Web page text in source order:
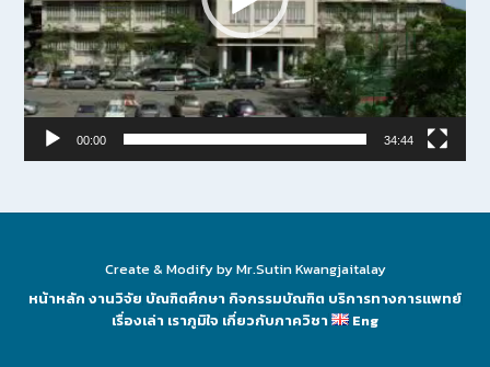
00:00 34:44
Create & Modify by Mr.Sutin Kwangjaitalay
หน้าหลัก งานวิจัย บัณฑิตศึกษา กิจกรรมบัณฑิต บริการทางการแพทย์
เรื่องเล่า เราภูมิใจ เกี่ยวกับภาควิชา Eng